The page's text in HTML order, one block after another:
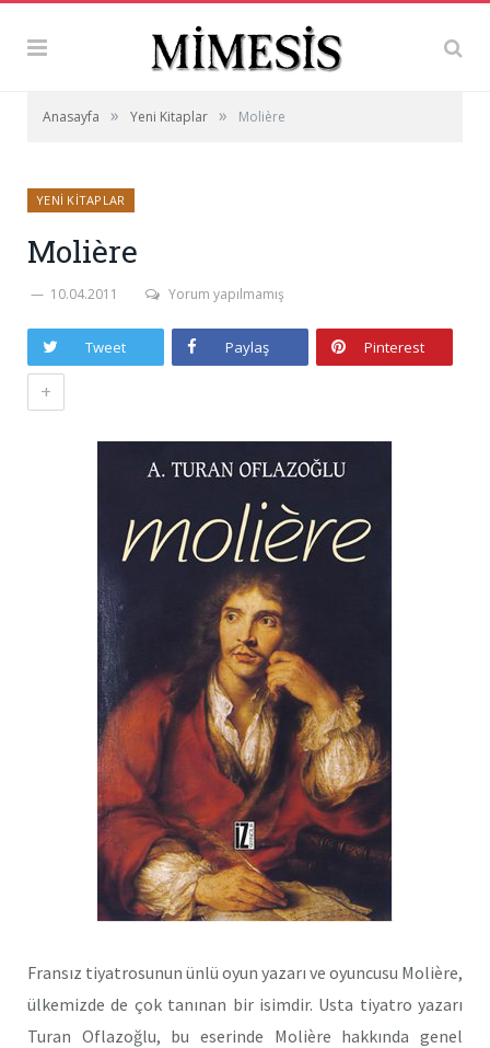
Anasayfa » Yeni Kitaplar » Molière
YENI KITAPLAR
Molière
10.04.2011 Yorum yapılmamış
Tweet Paylaş Pinterest
+
Fransız tiyatrosunun ünlü oyun yazarı ve oyuncusu Molière,
ülkemizde de çok tanınan bir isimdir. Usta tiyatro yazarı
Turan Oflazoğlu, bu eserinde Molière hakkında genel